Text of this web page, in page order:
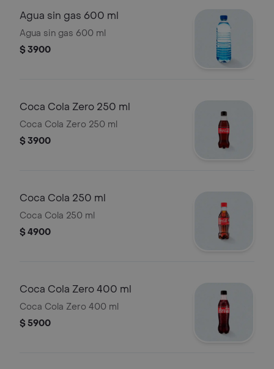
Agua sin gas 600 ml
Agua sin gas 600 ml
$ 3900
Coca Cola Zero 250 ml
Coca Cola Zero 250 ml
$ 3900
Coca Cola 250 ml
Coca Cola 250 ml
$ 4900
Coca Cola Zero 400 ml
Coca Cola Zero 400 ml
$ 5900